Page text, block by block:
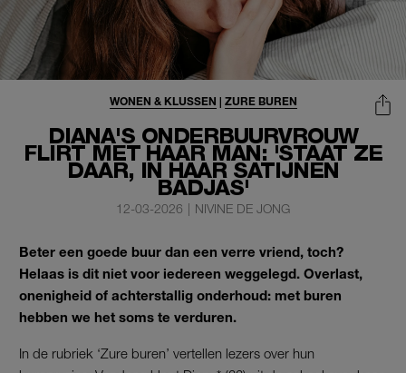
DIANA'S ONDERBUURVROUW
FLIRT MET HAAR MAN: 'STAAT ZE
DAAR, IN HAAR SATIJNEN
BADJAS'
WONEN & KLUSSEN | ZURE BUREN
12-03-2026 | NIVINE DE JONG
Beter een goede buur dan een verre vriend, toch?
Helaas is dit niet voor iedereen weggelegd. Overlast,
onenigheid of achterstallig onderhoud: met buren
hebben we het soms te verduren.
In de rubriek ‘Zure buren’ vertellen lezers over hun